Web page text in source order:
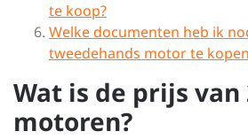
te koop?
Welke documenten heb ik
tweedehands motor te
Wat is de prijs van
motoren?